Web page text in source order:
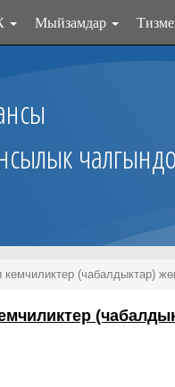
Мыйзамдар
кемчиликтер (чабалдыктар)